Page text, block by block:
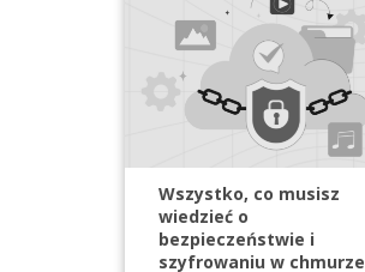
Wszystko, co musisz
wiedzieć o
bezpieczeństwie i
szyfrowaniu w chmurze